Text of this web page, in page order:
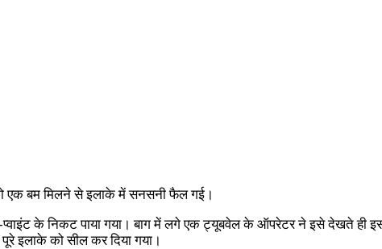
एक बम मिलने से इलाके में सनसनी फैल गई।
के निकट पाया गया। बाग में लगे एक ट्यूबवेल के ऑपरेटर ने इसे देखते ही
इलाके को सील कर दिया गया।